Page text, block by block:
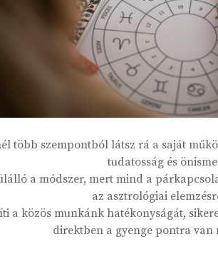
karakterrel jelöltük
több szempontból látsz rá a saját
tudatosság és
a módszer, mert mind a
az asztrológiai
a közös munkánk hatékonyságát,
direktben a gyenge pontra